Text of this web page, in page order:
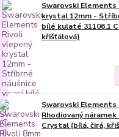
Swarovski Elements
krystal 12mm -
bílé kulaté 31106.1
křišťálová)
Swarovski Elements
Rhodiovaný náramek
Crystal (bílá, čirá,